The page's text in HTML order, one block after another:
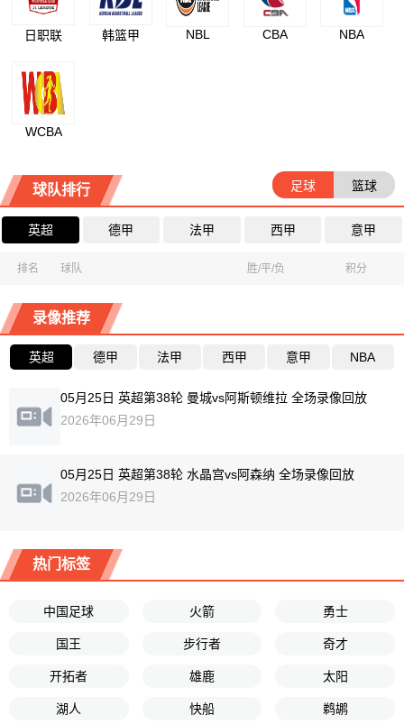
日职联 韩篮甲 NBL CBA NBA
WCBA
球队排行 足球 篮球
英超 德甲 法甲 西甲 意甲
排名 球队 胜/平/负 积分
录像推荐
英超 德甲 法甲 西甲 意甲 NBA
05月25日 英超第38轮 曼城vs阿斯顿维拉 全场录像回放
2026年06月29日
05月25日 英超第38轮 水晶宫vs阿森纳 全场录像回放
2026年06月29日
热门标签
中国足球 火箭 勇士
国王 步行者 奇才
开拓者 雄鹿 太阳
湖人 快船 鹈鹕